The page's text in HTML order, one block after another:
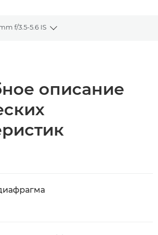
f/3.5-5.6 IS
Toggle breadcrumbs
описание